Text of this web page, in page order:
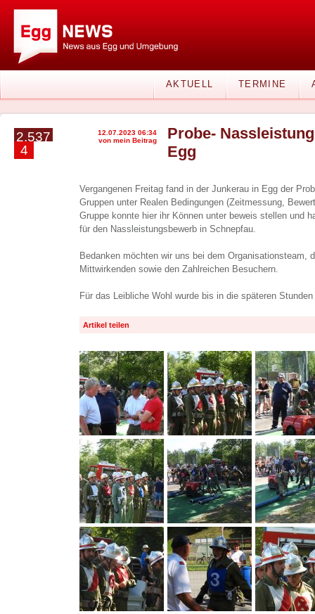
AKTUELL TERMINE
2.537
4
12.07.2023 06:34
von mein Beitrag
Probe-
Egg
Vergangenen Freitag fand in der Junkerau in Egg der
Gruppen unter Realen Bedingungen (Zeitmessung,
Gruppe konnte hier ihr Können unter beweis stellen und
für den Nassleistungsbewerb in Schnepfau.
Bedanken möchten wir uns bei dem Organisationsteam,
Mittwirkenden sowie den Zahlreichen Besuchern.
Für das Leibliche Wohl wurde bis in die späteren
Artikel teilen